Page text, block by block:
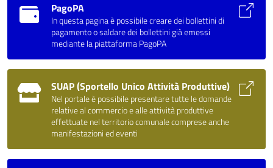
PagoPA
In questa pagina è possibile creare dei bollettini di
pagamento o saldare dei bollettini già emessi
mediante la piattaforma PagoPA
SUAP (Sportello Unico Attività Produttive)
Nel portale è possibile presentare tutte le domande
relative al commercio e alle attività produttive
effettuate nel territorio comunale comprese anche
manifestazioni ed eventi